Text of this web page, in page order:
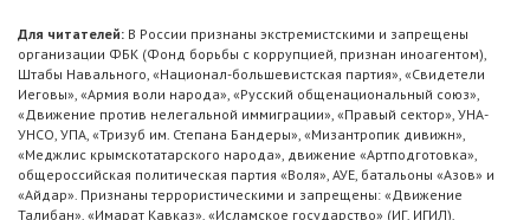
Для читателей: В России признаны экстремистскими и запрещены
организации ФБК (Фонд борьбы с коррупцией, признан иноагентом),
Штабы Навального, «Национал-большевистская партия», «Свидетели
Иеговы», «Армия воли народа», «Русский общенациональный союз»,
«Движение против нелегальной иммиграции», «Правый сектор», УНА-
УНСО, УПА, «Тризуб им. Степана Бандеры», «Мизантропик дивижн»,
«Меджлис крымскотатарского народа», движение «Артподготовка»,
общероссийская политическая партия «Воля», АУЕ, батальоны «Азов» и
«Айдар». Признаны террористическими и запрещены: «Движение
Талибан», «Имарат Кавказ», «Исламское государство» (ИГ, ИГИЛ),